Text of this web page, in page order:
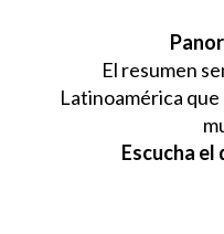
El resumen
Latinoamérica
Escucha el